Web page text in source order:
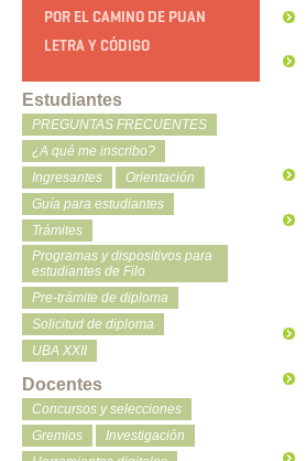
POR EL CAMINO DE PUAN
LETRA Y CÓDIGO
Estudiantes
PREGUNTAS FRECUENTES
¿A qué me inscribo?
Ingresantes
Orientación
Guía para estudiantes
Trámites
Programas y dispositivos para
estudiantes de Filo
Pre-trámite de diploma
Solicitud de diploma
UBA XXII
Docentes
Concursos y selecciones
Gremios
Investigación